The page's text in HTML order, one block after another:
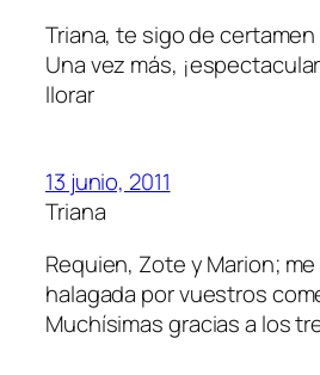
Triana, te sigo de
Una vez más,
llorar
13 junio, 2011
Triana
Requien, Zote y Marion;
halagada por vuestros
Muchísimas gracias a los